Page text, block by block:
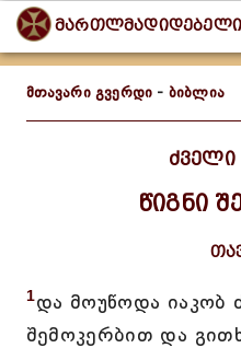
მთავარი გვერდი - ბიბლია
ძველი
წიგნი
1და მოუწოდა იაკობ
შემოკერბით და